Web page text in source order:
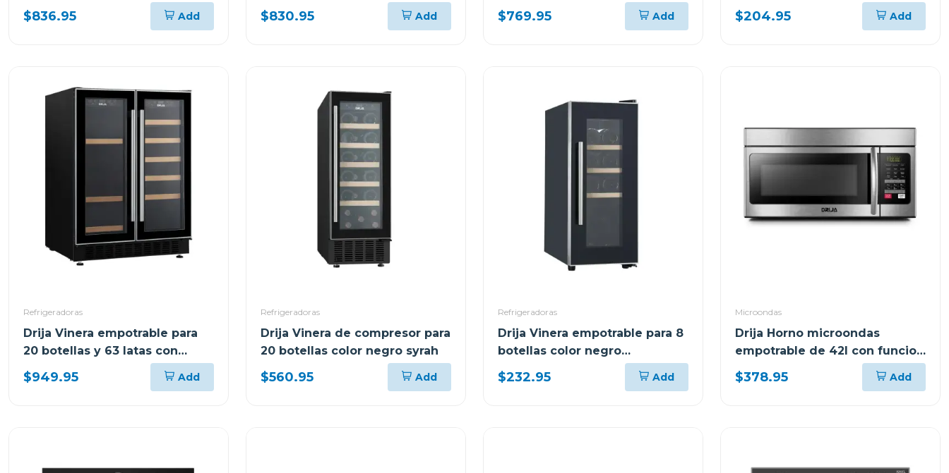
inverter
$836.95 Add
inverter
$830.95 Add
agua inverter
$769.95 Add $204.95 Add
Refrigeradoras
Drija Vinera empotrable para
20 botellas y 63 latas con
doble zona inverter bere
$949.95 Add
Refrigeradoras
Drija Vinera de compresor para
20 botellas color negro syrah
$560.95 Add
Refrigeradoras
Drija Vinera empotrable para 8
botellas color negro
tempranillo
$232.95 Add
Microondas
Drija Horno microondas
empotrable de 42l con funcion
de conveccion lombardia42
$378.95 Add